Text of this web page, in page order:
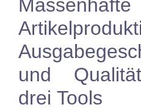
Massenhafte
und
drei Tools